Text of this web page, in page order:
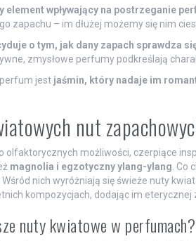
element wpływający na postrzeganie
zapachu – im dłużej możemy się nim
o tym, jak dany zapach sprawdza
zmysłowe perfumy podkreślają
jest jaśmin, który nadaje im
nut
olfaktorycznych możliwości, czerpiące
magnolia i egzotyczny ylang-ylang .
nich wyróżniają się świeże nuty
kompozycjach, dodając im eterycznej
nuty kwiatowe w perfumach?